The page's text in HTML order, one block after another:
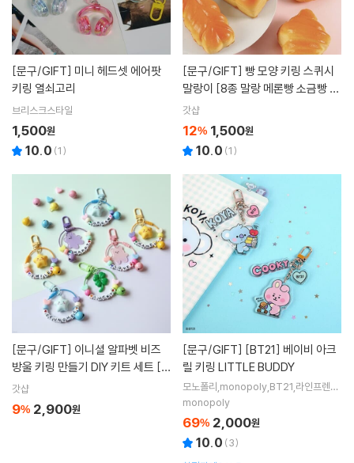
[문구/GIFT]
키링 열쇠고리
브리스크스타일
1,500원
10.0 (1)
[문구/GIFT]
말랑이 [8종 말랑 메론빵 소금빵 식
빵 크로와상 크루아상 베이커리 바
게트 미니 크로아상 미니어처 음식]
갓샵
12% 1,500원
10.0 (1)
[문구/GIFT]
방울 키링 만들기 DIY 키트 세트 [1
0종 커스텀 네임 네임텍 이름표 텍
택 네잎클로버 곰돌이 곰 별]
갓샵
9% 2,900원
[문구/GIFT]
릴 키링 LITTLE BUDDY
모노폴리,monopoly,BT21,라인프렌즈,
LINEFRIENDS
monopoly
69% 2,000원
10.0 (3)